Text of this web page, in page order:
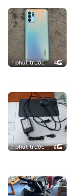
1 phút trước 4
1 phút trước 6